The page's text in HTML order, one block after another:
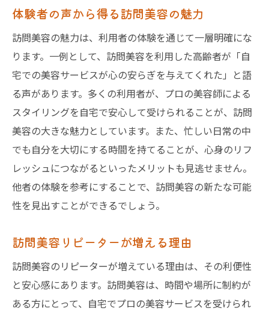
体験者の声から得る訪問美容の魅力
訪問美容の魅力は、利用者の体験を通じて一層明確にな
ります。一例として、訪問美容を利用した高齢者が「自
宅での美容サービスが心の安らぎを与えてくれた」と語
る声があります。多くの利用者が、プロの美容師による
スタイリングを自宅で安心して受けられることが、訪問
美容の大きな魅力としています。また、忙しい日常の中
でも自分を大切にする時間を持てることが、心身のリフ
レッシュにつながるといったメリットも見逃せません。
他者の体験を参考にすることで、訪問美容の新たな可能
性を見出すことができるでしょう。
訪問美容リピーターが増える理由
訪問美容のリピーターが増えている理由は、その利便性
と安心感にあります。訪問美容は、時間や場所に制約が
ある方にとって、自宅でプロの美容サービスを受けられ